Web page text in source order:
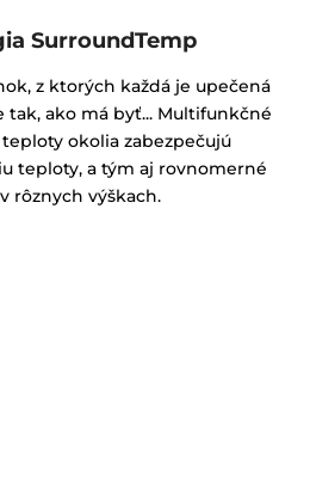
SurroundTemp
z ktorých každá je upečená
ako má byť... Multifunkčné
okolia zabezpečujú
teploty, a tým aj rovnomerné
rôznych výškach.